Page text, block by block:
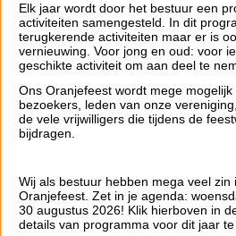
Elk jaar wordt door het bestuur een
activiteiten samengesteld. In dit
terugkerende activiteiten maar er is
vernieuwing. Voor jong en oud: voor
geschikte activiteit om aan deel te
Ons Oranjefeest wordt mege
bezoekers, leden van onze
de vele vrijwilligers die tijdens de
bijdragen.
Wij als bestuur hebben mega veel zin
Oranjefeest. Zet in je agenda:
30 augustus 2026! Klik hierboven in
details van programma voor dit jaar te